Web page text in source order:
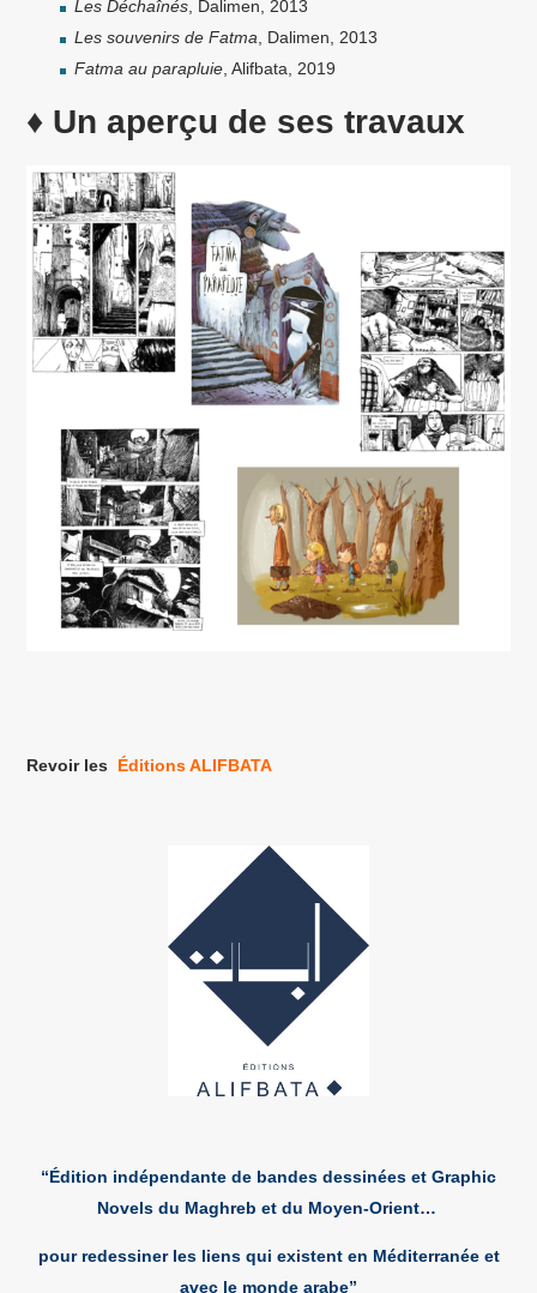
Les Déchaînés, Dalimen, 2013
Les souvenirs de Fatma , Dalimen, 2013
Fatma au parapluie, Alifbata, 2019
♦ Un aperçu de ses travaux
Revoir les Éditions ALIFBATA
“Édition indépendante de bandes dessinées et Graphic
Novels du Maghreb et du Moyen-Orient…
pour redessiner les liens qui existent en Méditerranée et
avec le monde arabe”